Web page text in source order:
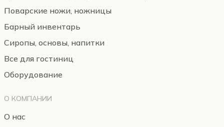
Поварские ножи, ножницы
Барный инвентарь
Сиропы, основы, напитки
Все для гостиниц
Оборудование
О КОМПАНИИ
О нас